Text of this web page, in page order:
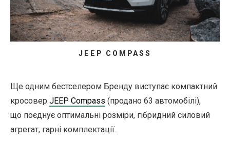
JEEP COMPASS
Ще одним бестселером Бренду виступає компактний
кросовер JEEP Compass (продано 63 автомобілі),
що поєднує оптимальні розміри, гібридний силовий
агрегат, гарні комплектації.